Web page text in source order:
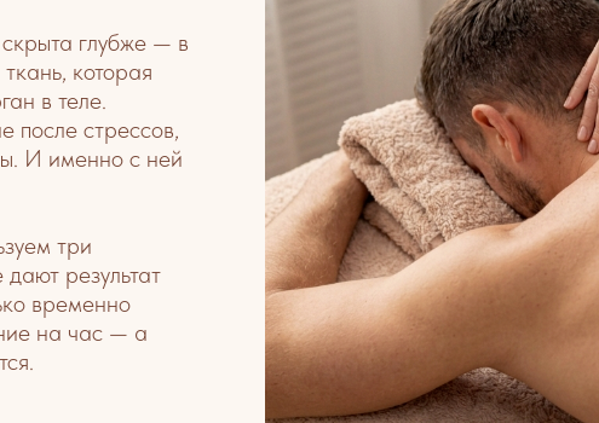
глубже — в
которая
в теле.
после стрессов,
И именно с ней
три
результат
временно
на час — а